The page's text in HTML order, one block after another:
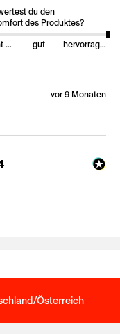
du den
des Produktes?
gut gut hervorragend
vor 9 Monaten
Österreich